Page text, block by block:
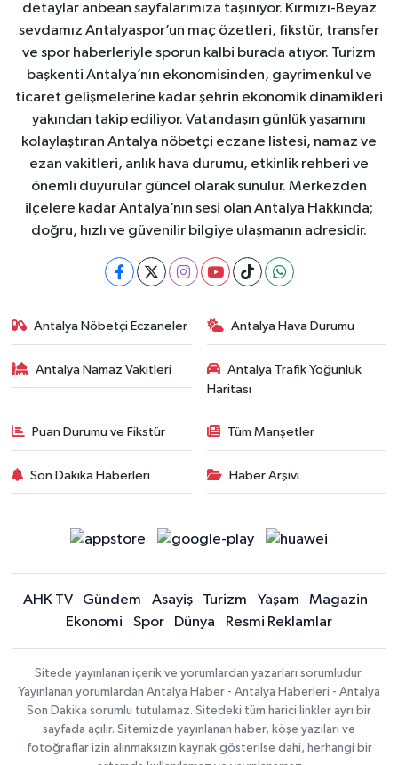
detaylar anbean sayfalarımıza taşınıyor. Kırmızı-Beyaz
sevdamız Antalyaspor’un maç özetleri, fikstür, transfer
ve spor haberleriyle sporun kalbi burada atıyor. Turizm
başkenti Antalya’nın ekonomisinden, gayrimenkul ve
ticaret gelişmelerine kadar şehrin ekonomik dinamikleri
yakından takip ediliyor. Vatandaşın günlük yaşamını
kolaylaştıran Antalya nöbetçi eczane listesi, namaz ve
ezan vakitleri, anlık hava durumu, etkinlik rehberi ve
önemli duyurular güncel olarak sunulur. Merkezden
ilçelere kadar Antalya’nın sesi olan Antalya Hakkında;
doğru, hızlı ve güvenilir bilgiye ulaşmanın adresidir.
Antalya Nöbetçi Eczaneler Antalya Hava Durumu
Antalya Namaz Vakitleri
Antalya Trafik Yoğunluk
Haritası
Puan Durumu ve Fikstür Tüm Manşetler
Son Dakika Haberleri Haber Arşivi
AHK TV Gündem Asayiş Turizm Yaşam
Magazin
Ekonomi
Spor Dünya Resmi Reklamlar
Sitede yayınlanan içerik ve yorumlardan yazarları sorumludur.
Yayınlanan yorumlardan Antalya Haber - Antalya Haberleri - Antalya
Son Dakika sorumlu tutulamaz. Sitedeki tüm harici linkler ayrı bir
sayfada açılır. Sitemizde yayınlanan haber, köşe yazıları ve
fotoğraflar izin alınmaksızın kaynak gösterilse dahi, herhangi bir